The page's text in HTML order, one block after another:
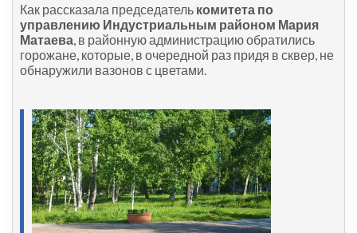
Как рассказала председатель комитета по
управлению Индустриальным районом Мария
Матаева, в районную администрацию обратились
горожане, которые, в очередной раз придя в сквер, не
обнаружили вазонов с цветами.